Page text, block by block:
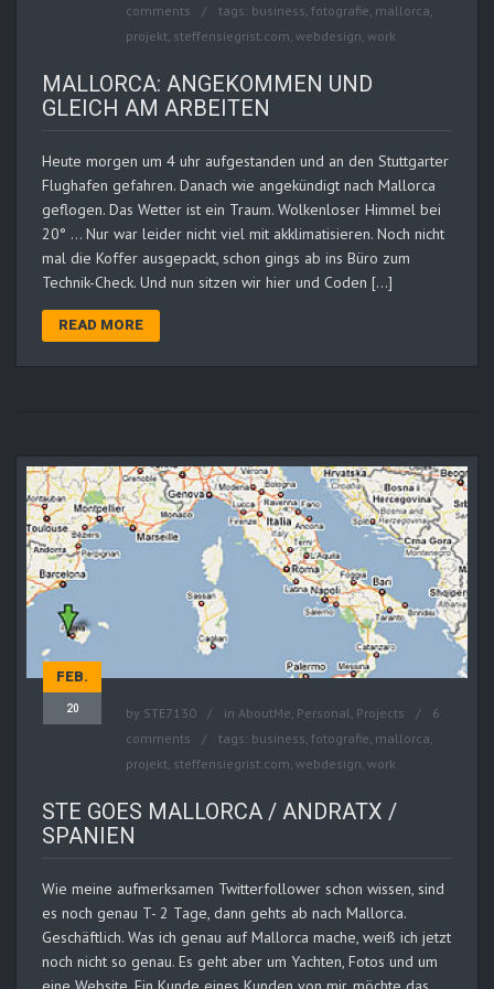
comments
tags: business fotografie mallorca
projekt steffensiegrist.com webdesign work
MALLORCA: ANGEKOMMEN UND
GLEICH AM ARBEITEN
Heute morgen um 4 uhr aufgestanden und an den Stuttgarter
Flughafen gefahren. Danach wie angekündigt nach Mallorca
geflogen. Das Wetter ist ein Traum. Wolkenloser Himmel bei
20° … Nur war leider nicht viel mit akklimatisieren. Noch nicht
mal die Koffer ausgepackt, schon gings ab ins Büro zum
Technik-Check. Und nun sitzen wir hier und Coden […]
READ MORE
FEB.
20 by STE7130 in AboutMe, Personal, Projects
6
comments
tags: business, fotografie, mallorca,
projekt, steffensiegrist.com, webdesign, work
STE GOES MALLORCA / ANDRATX /
SPANIEN
Wie meine aufmerksamen Twitterfollower schon wissen, sind
es noch genau T- 2 Tage, dann gehts ab nach Mallorca.
Geschäftlich. Was ich genau auf Mallorca mache, weiß ich jetzt
noch nicht so genau. Es geht aber um Yachten, Fotos und um